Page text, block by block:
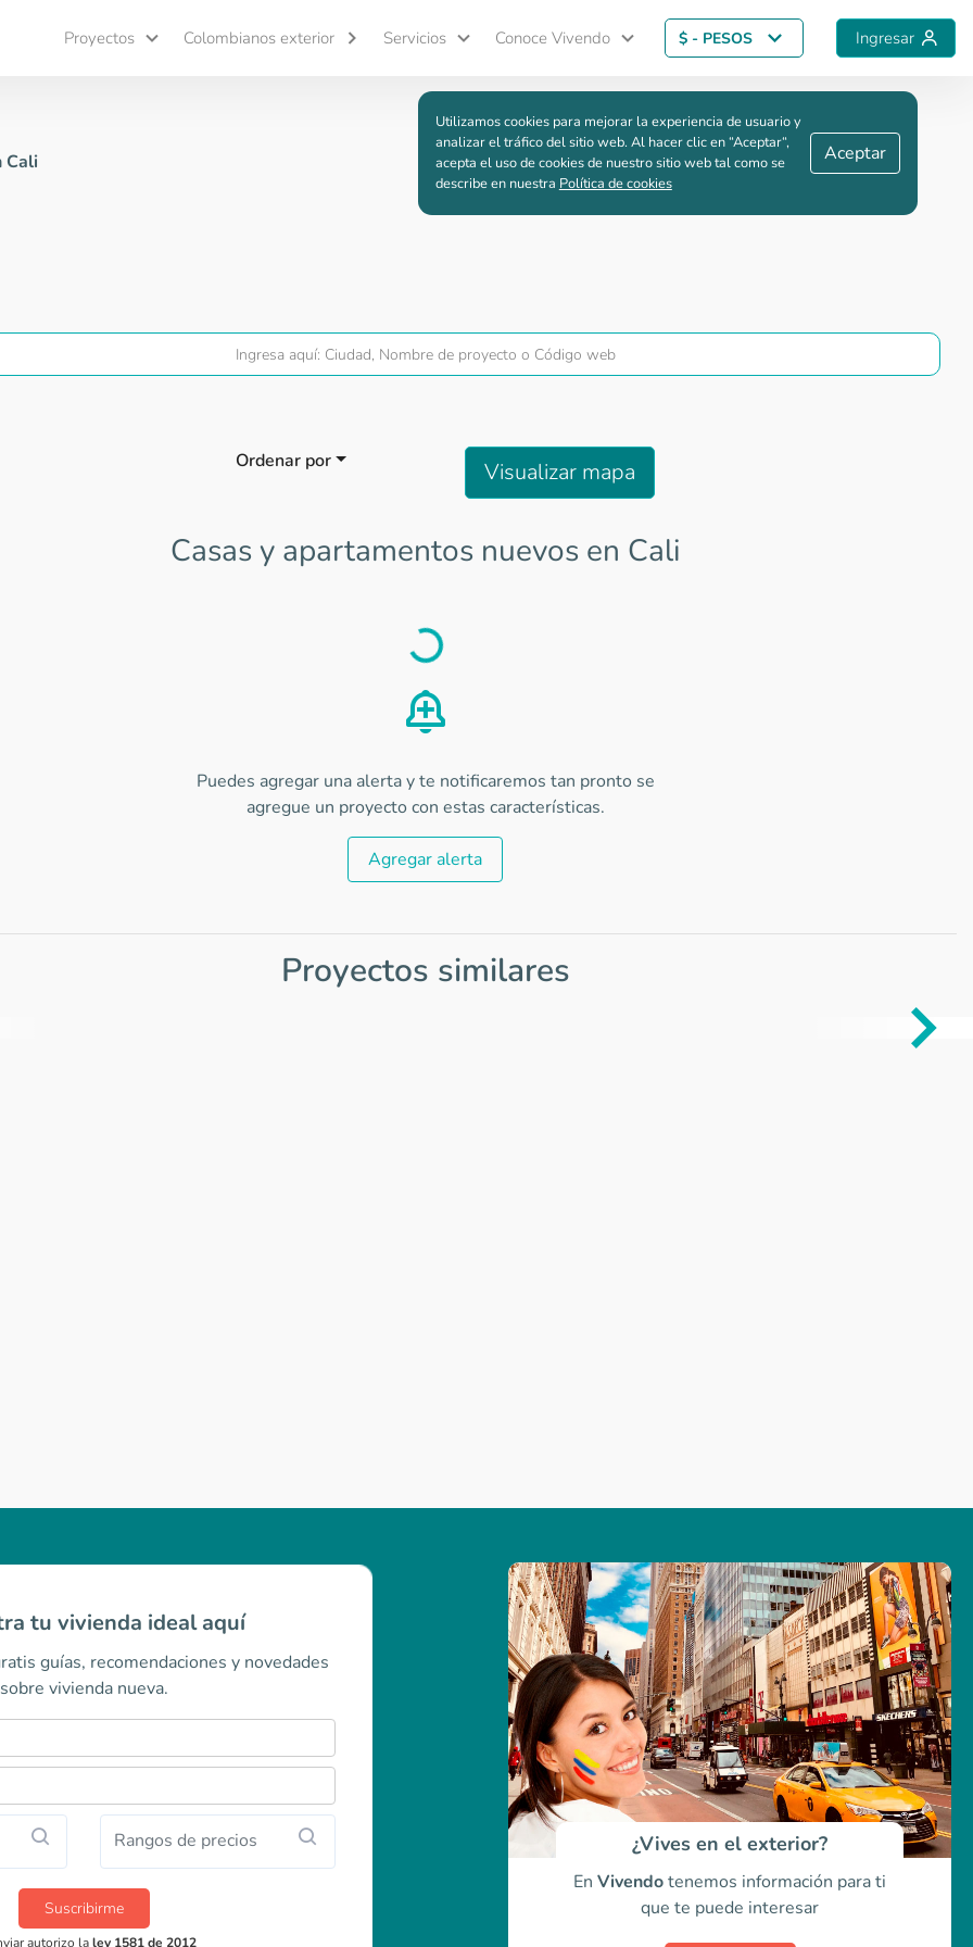
Proyectos Colombianos exterior Servicios Conoce Vivendo $ - PESOS Ingresar
Cali
Ordenar por Visualizar mapa
Casas y apartamentos nuevos en Cali
Load
Puedes agregar una alerta y te notificaremos tan pronto se
agregue un proyecto con estas características.
Agregar alerta
Proyectos similares
tu vivienda ideal aquí
guías, recomendaciones y novedades
sobre vivienda nueva.
Rangos de precios
Suscribirme
autorizo laley 1581 de 2012
¿Vives en el exterior?
En Vivendotenemos información para ti
que te puede interesar
Utilizamos cookies para mejorar la experiencia de usuario y
analizar el tráfico del sitio web. Al hacer clic en “Aceptar“,
acepta el uso de cookies de nuestro sitio web tal como se
describe en nuestra Política de cookies
Aceptar
Guardar comparación